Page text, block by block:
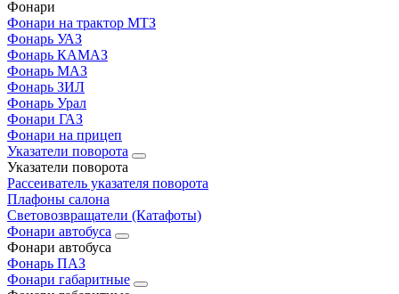
Фонари
Фонари на трактор МТЗ
Фонарь УАЗ
Фонарь КАМАЗ
Фонарь МАЗ
Фонарь ЗИЛ
Фонарь Урал
Фонари ГАЗ
Фонари на прицеп
Указатели поворота
Указатели поворота
Рассеиватель указателя поворота
Плафоны салона
Световозвращатели (Катафоты)
Фонари автобуса
Фонари автобуса
Фонарь ПАЗ
Фонари габаритные